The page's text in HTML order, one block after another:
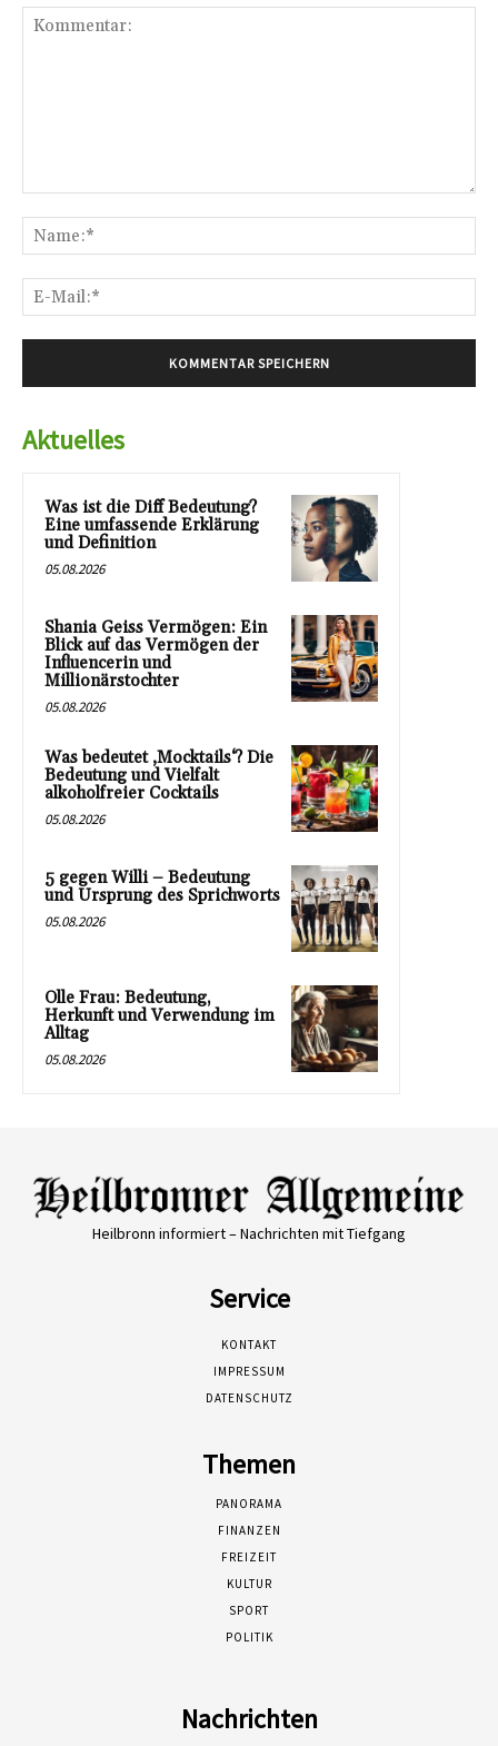
Aktuelles
Was ist die Diff Bedeutung?
Eine umfassende Erklärung
und Definition
05.08.2026
Shania Geiss Vermögen: Ein
Blick auf das Vermögen der
Influencerin und
Millionärstochter
05.08.2026
Was bedeutet ‚Mocktails‘? Die
Bedeutung und Vielfalt
alkoholfreier Cocktails
05.08.2026
5 gegen Willi – Bedeutung
und Ursprung des Sprichworts
05.08.2026
Olle Frau: Bedeutung,
Herkunft und Verwendung im
Alltag
05.08.2026
Heilbronn informiert – Nachrichten mit Tiefgang
Service
KONTAKT
IMPRESSUM
DATENSCHUTZ
Themen
PANORAMA
FINANZEN
FREIZEIT
KULTUR
SPORT
POLITIK
Nachrichten